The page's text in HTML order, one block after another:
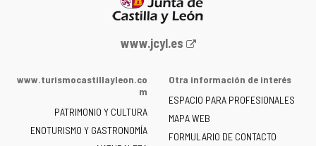
Portal
la
de
Castilla
www.jcyl.es
www.turismocastillayleon.co
m
PATRIMONIO Y CULTURA
ENOTURISMO Y GASTRONOMÍA
Otra información de interés
ESPACIO PARA PROFESIONALES
MAPA WEB
FORMULARIO DE CONTACTO